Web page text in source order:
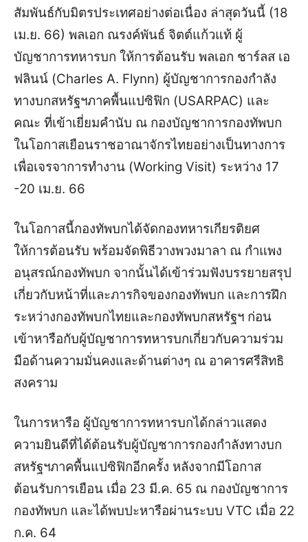
สัมพันธ์กับมิตรประเทศอย่างต่อเนื่อง ล่าสุดวันนี้ (18
เม.ย. 66) พลเอก ณรงค์พันธ์ จิตต์แก้วแท้ ผู้
บัญชาการทหารบก ให้การต้อนรับ พลเอก ชาร์ลส เอ
ฟลินน์ (Charles A. Flynn) ผู้บัญชาการกองกำลัง
ทางบกสหรัฐฯภาคพื้นแปซิฟิก (USARPAC) และ
คณะ ที่เข้าเยี่ยมคำนับ ณ กองบัญชาการกองทัพบก
ในโอกาสเยือนราชอาณาจักรไทยอย่างเป็นทางการ
เพื่อเจรจาการทำงาน (Working Visit) ระหว่าง 17
-20 เม.ย. 66
ในโอกาสนี้กองทัพบกได้จัดกองทหารเกียรติยศ
ให้การต้อนรับ พร้อมจัดพิธีวางพวงมาลา ณ กำแพง
อนุสรณ์กองทัพบก จากนั้นได้เข้าร่วมฟังบรรยายสรุป
เกี่ยวกับหน้าที่และภารกิจของกองทัพบก และการฝึก
ระหว่างกองทัพบกไทยและกองทัพบกสหรัฐฯ ก่อน
เข้าหารือกับผู้บัญชาการทหารบกเกี่ยวกับความร่วม
มือด้านความมั่นคงและด้านต่างๆ ณ อาคารศรีสิทธิ
สงคราม
ในการหารือ ผู้บัญชาการทหารบกได้กล่าวแสดง
ความยินดีที่ได้ต้อนรับผู้บัญชาการกองกำลังทางบก
สหรัฐฯภาคพื้นแปซิฟิกอีกครั้ง หลังจากมีโอกาส
ต้อนรับการเยือน เมื่อ 23 มี.ค. 65 ณ กองบัญชาการ
กองทัพบก และได้พบปะหารือผ่านระบบ VTC เมื่อ 22
ก.ค. 64